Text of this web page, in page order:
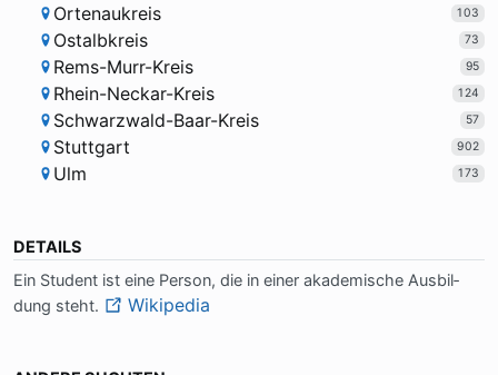
Ortenaukreis 103
Ostalbkreis 73
Rems-Murr-Kreis 95
Rhein-Neckar-Kreis 124
Schwarzwald-Baar-Kreis 57
Stuttgart 902
Ulm 173
DETAILS
Ein Stu­dent ist ei­ne Per­son, die in ei­ner aka­de­mi­sche Aus­bil­
dung steht.
Wikipedia